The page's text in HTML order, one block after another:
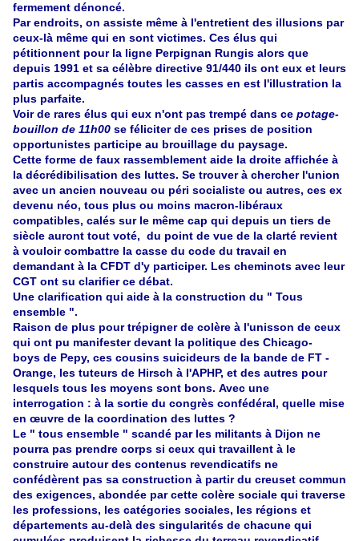
fermement dénoncé.
Par endroits, on assiste même à l'entretient des illusions par
ceux-là même qui en sont victimes. Ces élus qui
pétitionnent pour la ligne Perpignan Rungis alors que
depuis 1991 et sa célèbre directive 91/440 ils ont eux et leurs
partis accompagnés toutes les casses en est l'illustration la
plus parfaite.
Voir de rares élus qui eux n'ont pas trempé dans ce potage-
bouillon de 11h00 se féliciter de ces prises de position
opportunistes participe au brouillage du paysage.
Cette forme de faux rassemblement aide la droite affichée à
la décrédibilisation des luttes. Se trouver à chercher l'union
avec un ancien nouveau ou péri socialiste ou autres, ces ex
devenu néo, tous plus ou moins macron-libéraux
compatibles, calés sur le même cap qui depuis un tiers de
siècle auront tout voté, du point de vue de la clarté revient
à vouloir combattre la casse du code du travail en
demandant à la CFDT d'y participer. Les cheminots avec leur
CGT ont su clarifier ce débat.
Une clarification qui aide à la construction du " Tous
ensemble ".
Raison de plus pour trépigner de colère à l'unisson de ceux
qui ont pu manifester devant la politique des Chicago-
boys de Pepy, ces cousins suicideurs de la bande de FT -
Orange, les tuteurs de Hirsch à l'APHP, et des autres pour
lesquels tous les moyens sont bons. Avec une
interrogation : à la sortie du congrès confédéral, quelle mise
en œuvre de la coordination des luttes ?
Le " tous ensemble " scandé par les militants à Dijon ne
pourra pas prendre corps si ceux qui travaillent à le
construire autour des contenus revendicatifs ne
confédèrent pas sa construction à partir du creuset commun
des exigences, abondée par cette colère sociale qui traverse
les professions, les catégories sociales, les régions et
départements au-delà des singularités de chacune qui